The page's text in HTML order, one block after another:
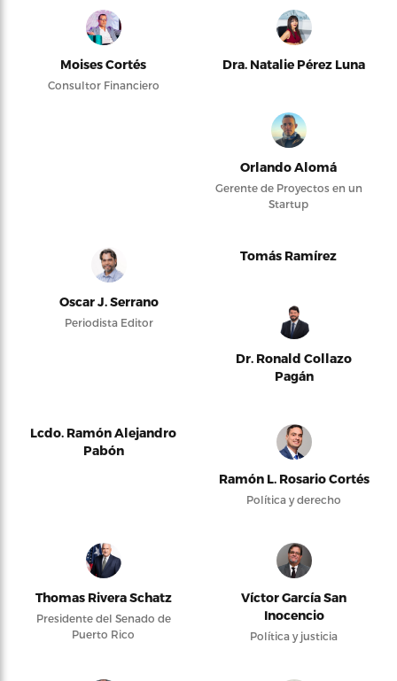
Moises Cortés
Consultor Financiero
Dra. Natalie Pérez Luna
Orlando Alomá
Gerente de Proyectos en un
Startup
Oscar J. Serrano
Periodista Editor
Tomás Ramírez
Dr. Ronald Collazo
Pagán
Lcdo. Ramón Alejandro
Pabón
Ramón L. Rosario Cortés
Política y derecho
Thomas Rivera Schatz
Presidente del Senado de
Puerto Rico
Víctor García San
Inocencio
Política y justicia